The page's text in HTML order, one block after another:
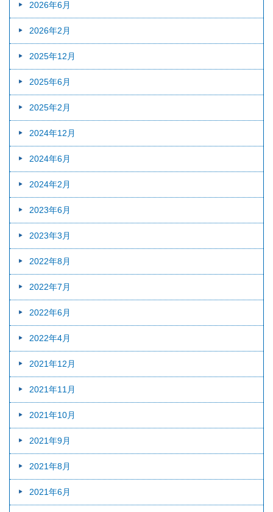
2026年6月
2026年2月
2025年12月
2025年6月
2025年2月
2024年12月
2024年6月
2024年2月
2023年6月
2023年3月
2022年8月
2022年7月
2022年6月
2022年4月
2021年12月
2021年11月
2021年10月
2021年9月
2021年8月
2021年6月